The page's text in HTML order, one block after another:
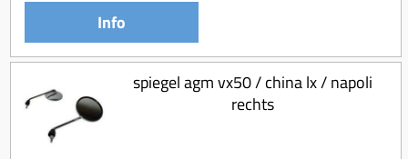
Info
spiegel agm vx50 / china lx / napoli
rechts